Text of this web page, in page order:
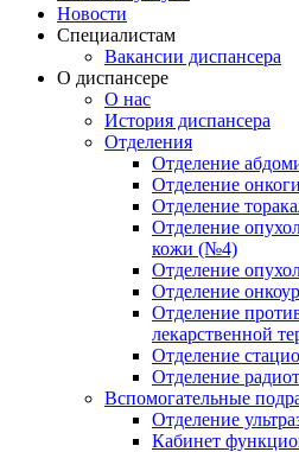
Новости
Специалистам
Вакансии диспансера
О диспансере
О нас
История диспансера
Отделения
Отделение
Отделение
Отделение
Отделение
кожи (№4)
Отделение
Отделение
Отделение
лекарственной
Отделение
Отделение
Вспомогательные
Отделение
Кабинет